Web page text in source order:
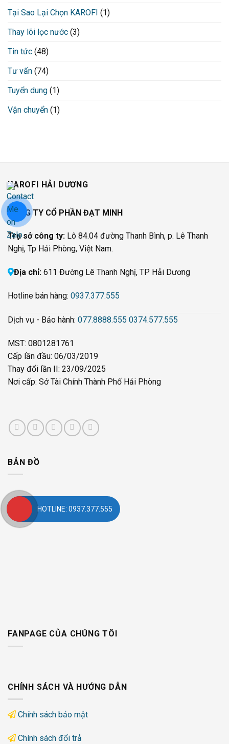
Tại Sao Lại Chọn KAROFI (1)
Thay lõi lọc nước (3)
Tin tức (48)
Tư vấn (74)
Tuyển dung (1)
Vận chuyển (1)
KAROFI HẢI DƯƠNG
CÔNG TY CỔ PHẦN ĐẠT MINH
Trụ sở công ty: Lô 84.04 đường Thanh Bình, p. Lê Thanh
Nghị, Tp Hải Phòng, Việt Nam.
Địa chỉ: 611 Đường Lê Thanh Nghị, TP Hải Dương
Hotline bán hàng: 0937.377.555
Dịch vụ - Bảo hành: 077.8888.555 0374.577.555
MST: 0801281761
Cấp lần đầu: 06/03/2019
Thay đổi lần II: 23/09/2025
Nơi cấp: Sở Tài Chính Thành Phố Hải Phòng
BẢN ĐỒ
FANPAGE CỦA CHÚNG TÔI
CHÍNH SÁCH VÀ HƯỚNG DẪN
Chính sách bảo mật
Chính sách đổi trả
HOTLINE: 0937.377.555